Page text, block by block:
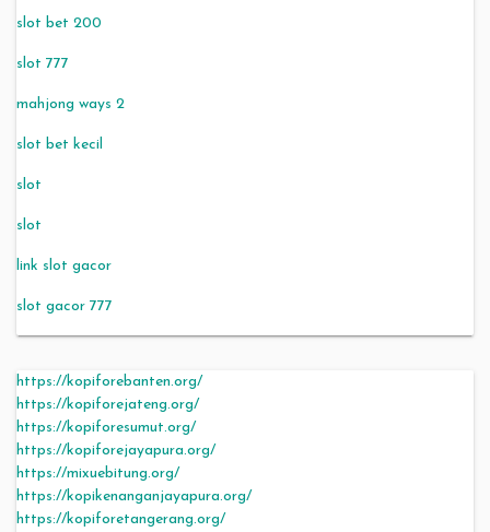
slot bet 200
slot 777
mahjong ways 2
slot bet kecil
slot
slot
link slot gacor
slot gacor 777
https://kopiforebanten.org/
https://kopiforejateng.org/
https://kopiforesumut.org/
https://kopiforejayapura.org/
https://mixuebitung.org/
https://kopikenanganjayapura.org/
https://kopiforetangerang.org/